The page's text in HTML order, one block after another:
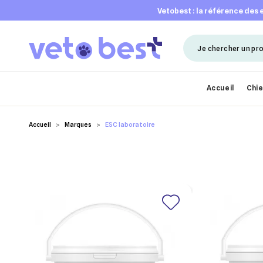
vetobest : la référence des
Accueil
Accueil Marques ESC laboratoire